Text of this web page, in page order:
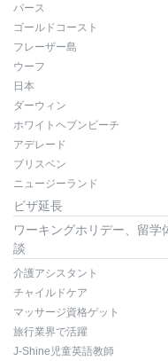
パース
ゴールドコースト
フレーザー島
ウーフ
日本
ダーウィン
ホワイトヘブンビーチ
アデレード
ブリスベン
ニュージーランド
ビザ延長
ワーキングホリデー、留学
談
介護アシスタント
チャイルドケア
マッサージ資格ゲット
旅行業界で活躍
J-Shine児童英語教師